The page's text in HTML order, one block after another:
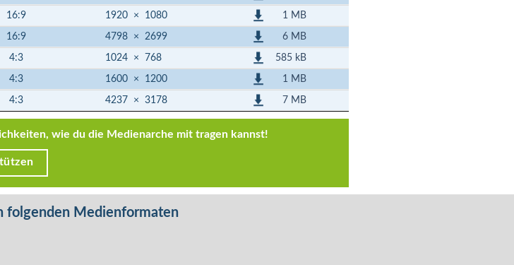
16:9 1920 × 1080 1 MB
16:9 4798 × 2699 6 MB
4:3 1024 × 768 585 kB
4:3 1600 × 1200 1 MB
4:3 4237 × 3178 7 MB
wie du die Medienarche mit tragen kannst!
folgenden Medienformaten